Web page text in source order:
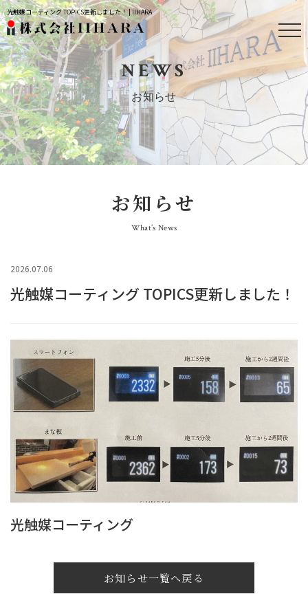
光触媒コーティング TOPICS更新しました！ | IIHARA
NEWS
お知らせ
お知らせ
What’s News
2026.07.06
光触媒コーティング TOPICS更新しました！
光触媒コーティング
お知らせ一覧へ戻る